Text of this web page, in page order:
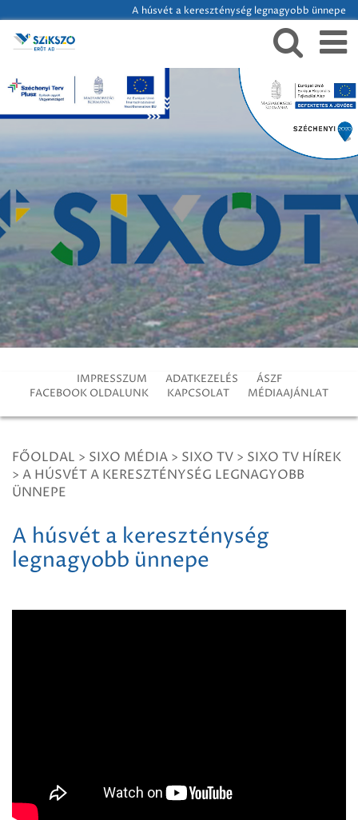
A húsvét a kereszténység legnagyobb ünnepe
IMPRESSZUM ADATKEZELÉS
ÁSZF
FACEBOOK OLDALUNK
KAPCSOLAT MÉDIAAJÁNLAT
FŐOLDAL > SIXO MÉDIA > SIXO TV > SIXO TV HÍREK
> A HÚSVÉT A KERESZTÉNYSÉG LEGNAGYOBB
ÜNNEPE
A húsvét a kereszténység
legnagyobb ünnepe